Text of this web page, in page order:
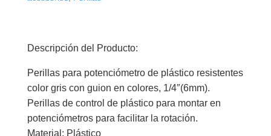
Descripción del Producto:
Perillas para potenciómetro de plástico resistentes
color gris con guion en colores, 1/4″(6mm).
Perillas de control de plástico para montar en
potenciómetros para facilitar la rotación.
Material: Plástico